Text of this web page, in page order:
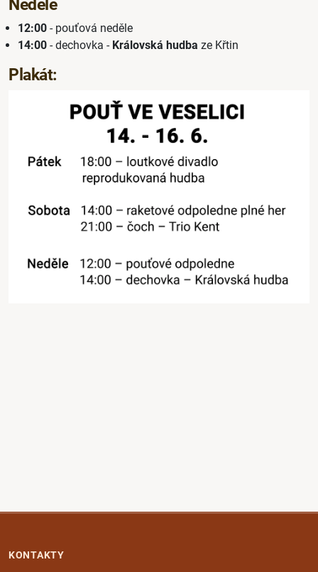
Neděle
12:00 - pouťová neděle
14:00 - dechovka - Královská hudba ze Křtin
Plakát:
KONTAKTY